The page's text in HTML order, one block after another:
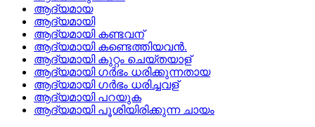
ആദ്യമായ
ആദ്യമായി
ആദ്യമായി കണ്ടവന്
ആദ്യമായി കണ്ടെത്തിയവന്‍.
ആദ്യമായി കുറ്റം ചെയ്‌തയാള്
ആദ്യമായി ഗര്‍ഭം ധരിക്കുന്നതായ
ആദ്യമായി ഗര്‍ഭം ധരിച്ചവള്
ആദ്യമായി പറയുക
ആദ്യമായി പൂശിയിരിക്കുന്ന ചായം